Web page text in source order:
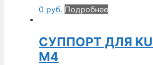
0 руб. Подробнее
СУППОРТ ДЛЯ
M4